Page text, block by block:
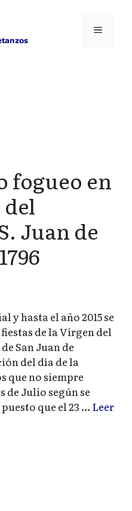
Menú
fogueo en
Juan de
y hasta el año 2015 se
de la Virgen del
San Juan de
del día de la
que no siempre
de Julio según se
que el 23 …Leer